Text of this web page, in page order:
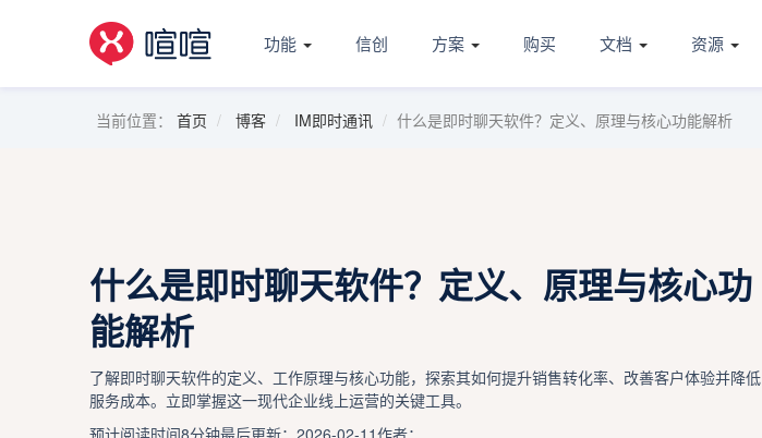
功能 信创 方案 购买 文档 资源
当前位置： 首页 博客 IM即时通讯 什么是即时聊天软件？定义、原理与核心功能解析
什么是即时聊天软件？定义、原理与核心功
能解析
了解即时聊天软件的定义、工作原理与核心功能，探索其如何提升销售转化率、改善客户体验并降低
服务成本。立即掌握这一现代企业线上运营的关键工具。
预计阅读时间8分钟最后更新：2026-02-11作者：